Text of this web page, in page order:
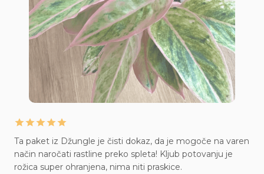
Ta paket iz Džungle je čisti dokaz, da je mogoče na varen
način naročati rastline preko spleta! Kljub potovanju je
rožica super ohranjena, nima niti praskice.